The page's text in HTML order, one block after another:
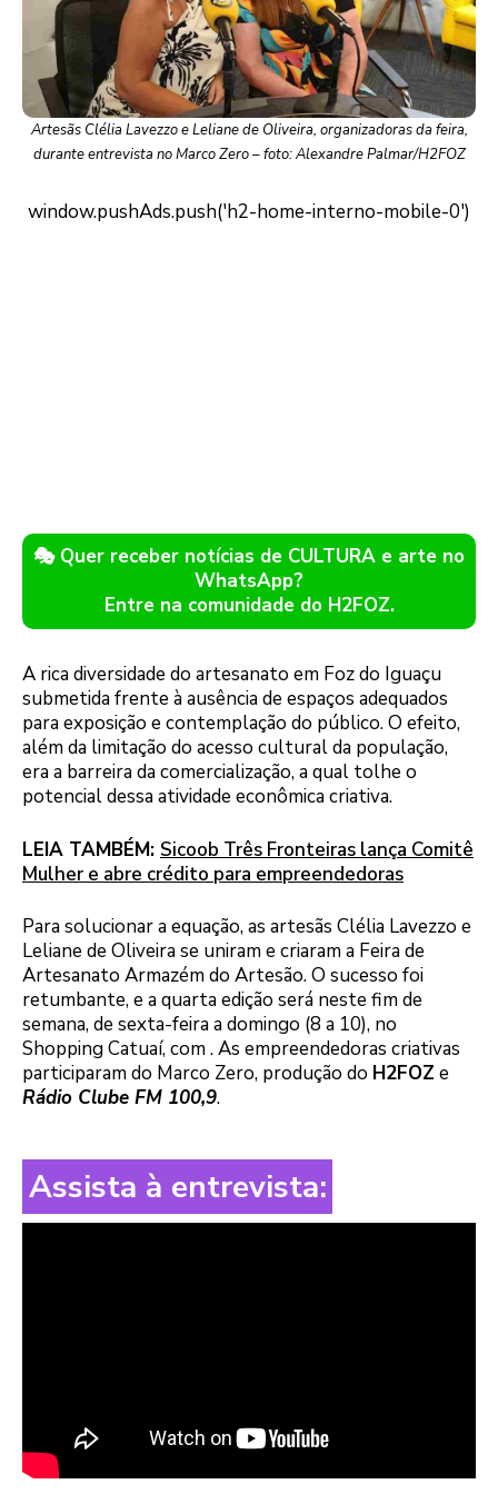
Artesãs Clélia Lavezzo e Leliane de Oliveira, organizadoras da feira,
durante entrevista no Marco Zero – foto: Alexandre Palmar/H2FOZ
🎭 Quer receber notícias de CULTURA e arte no
WhatsApp?
Entre na comunidade do H2FOZ.
A rica diversidade do artesanato em Foz do Iguaçu
submetida frente à ausência de espaços adequados
para exposição e contemplação do público. O efeito,
além da limitação do acesso cultural da população,
era a barreira da comercialização, a qual tolhe o
potencial dessa atividade econômica criativa.
LEIA TAMBÉM: Sicoob Três Fronteiras lança Comitê
Mulher e abre crédito para empreendedoras
Para solucionar a equação, as artesãs Clélia Lavezzo e
Leliane de Oliveira se uniram e criaram a Feira de
Artesanato Armazém do Artesão. O sucesso foi
retumbante, e a quarta edição será neste fim de
semana, de sexta-feira a domingo (8 a 10), no
Shopping Catuaí, com . As empreendedoras criativas
participaram do Marco Zero, produção do H2FOZ e
Rádio Clube FM 100,9.
Assista à entrevista: